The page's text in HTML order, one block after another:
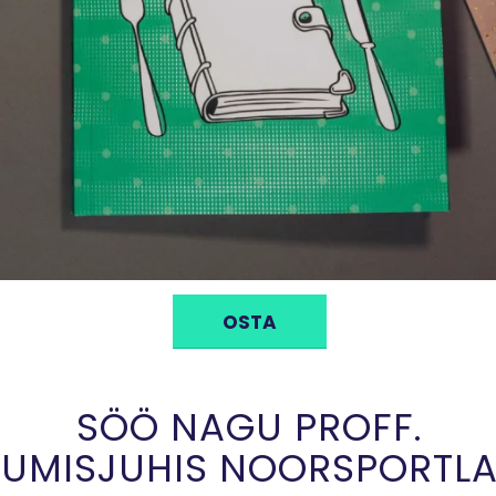
OSTA
SÖÖ NAGU PROFF.